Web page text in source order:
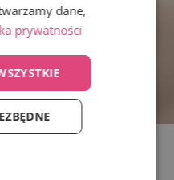
Biżuteria
dane,
prywatności